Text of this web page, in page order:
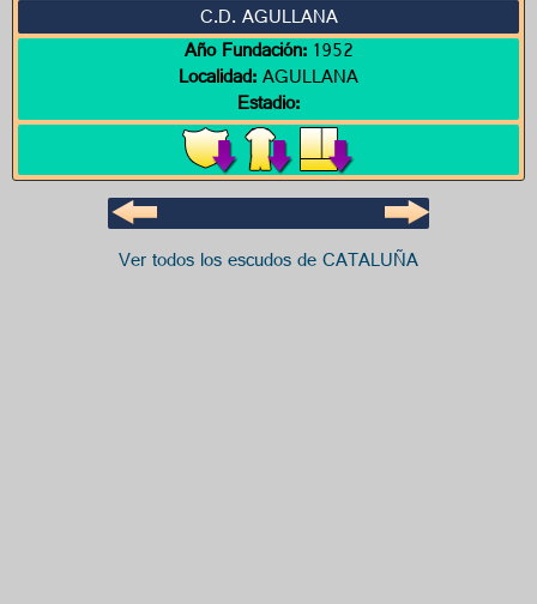
C.D. AGULLANA
Año Fundación:1952
Localidad:AGULLANA
Estadio:
Ver todos los escudos de CATALUÑA